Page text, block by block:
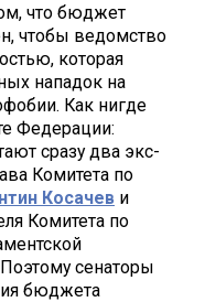
что бюджет
чтобы ведомство
которая
нападок на
Как нигде
Федерации:
сразу два экс-
Комитета по
Косачев и
Комитета по
сенаторы
бюджета